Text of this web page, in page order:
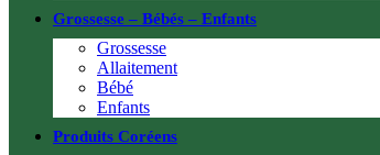
Grossesse – Bébés – Enfants
Grossesse
Allaitement
Bébé
Enfants
Produits Coréens